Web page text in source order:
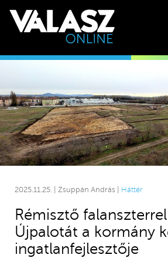
2025.11.25. | Zsuppán András | Háttér
Rémisztő
Újpalotát a kormány
ingatlanfejlesztője